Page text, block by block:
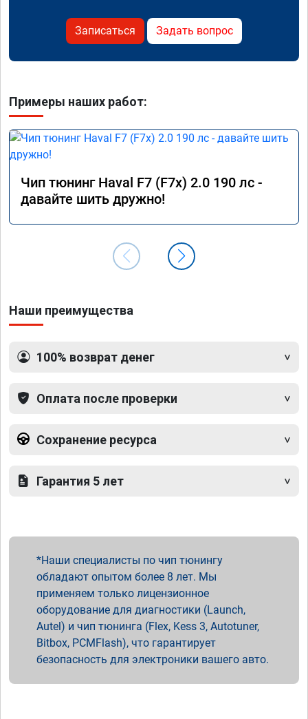
Записаться Задать вопрос
Примеры наших работ:
Чип тюнинг Haval F7 (F7x) 2.0 190 лс -
давайте шить дружно!
Наши преимущества
100% возврат денег
Оплата после проверки
Сохранение ресурса
Гарантия 5 лет
Наши специалисты по чип тюнингу
обладают опытом более 8 лет. Мы
применяем только лицензионное
оборудование для диагностики (Launch,
Autel) и чип тюнинга (Flex, Kess 3, Autotuner,
Bitbox, PCMFlash), что гарантирует
безопасность для электроники вашего авто.